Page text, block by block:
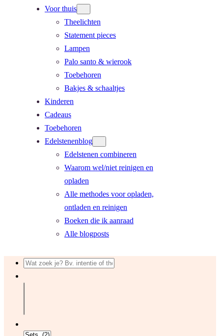
Voor thuis
Theelichten
Statement pieces
Lampen
Palo santo & wierook
Toebehoren
Bakjes & schaaltjes
Kinderen
Cadeaus
Toebehoren
Edelstenenblog
Edelstenen combineren
Waarom wel/niet reinigen en
opladen
Alle methodes voor opladen,
ontladen en reinigen
Boeken die ik aanraad
Alle blogposts